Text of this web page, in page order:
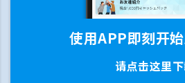
使用APP即刻开
请点击这里